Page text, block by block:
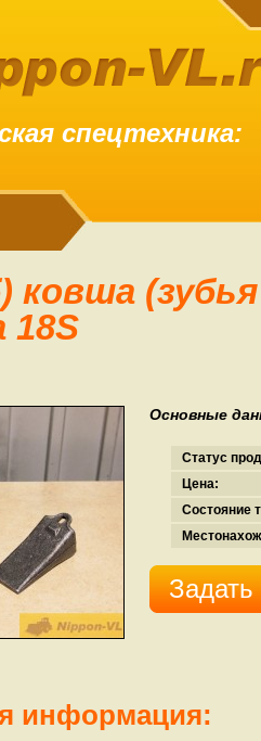
спецтехника:
18S
Основные
Статус
Цена:
Состояние
Задать
информация: